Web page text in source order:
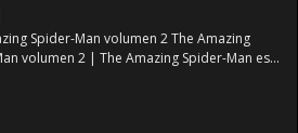
Spider-Man volumen 2 The Amazing
volumen 2 | The Amazing Spider-Man es...